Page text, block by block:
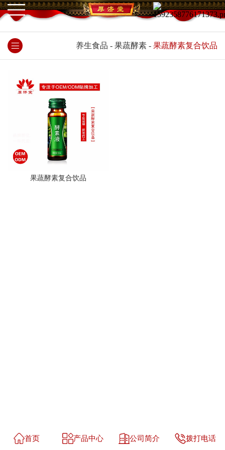
养生食品 - 果蔬酵素 - 果蔬酵素复合饮品
果蔬酵素复合饮品
首页 产品中心 公司简介 拨打电话